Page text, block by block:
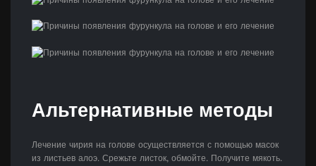
Альтернативные методы
Лечение чирия на голове осуществляется с помощью масок
из листьев алоэ. Срежьте листок, обмойте. Получите мякоть.